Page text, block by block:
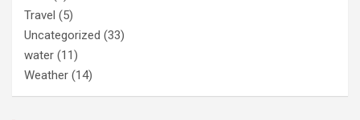
Travel (5)
Uncategorized (33)
water (11)
Weather (14)